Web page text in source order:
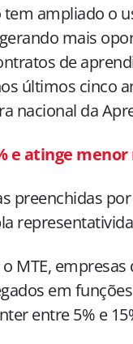
tem ampliado o
mais
de
últimos cinco
nacional da
e atinge
preenchidas
MTE,
em
entre 5% e